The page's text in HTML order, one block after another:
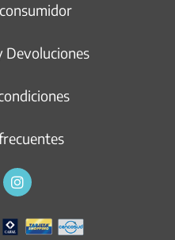
Devoluciones